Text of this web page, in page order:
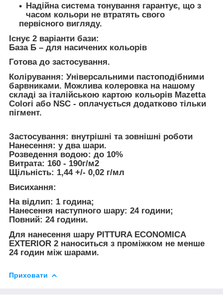
Надійна система тонування гарантує, що з
часом кольори не втратять свого
первісного вигляду.
Існує 2 варіанти бази:
База Б – для насичених кольорів
Готова до застосування.
Колірування: Універсальними пастоподібними
барвниками. Можлива колеровка на нашому
складі за італійською картою кольорів Mazetta
Colori або NSC - оплачується додатково тільки
пігмент.
Застосування: внутрішні та зовнішні роботи
Нанесення: у два шари.
Розведення водою: до 10%
Витрата: 160 - 190г/м2
Щільність: 1,44 +/- 0,02 г/мл
Висихання:
На відлип: 1 година;
Нанесення наступного шару: 24 години;
Повний: 24 години.
Для нанесення шару PITTURA ECONOMICA
EXTERIOR 2 наноситься з проміжком не менше
24 годин між шарами.
Приховати